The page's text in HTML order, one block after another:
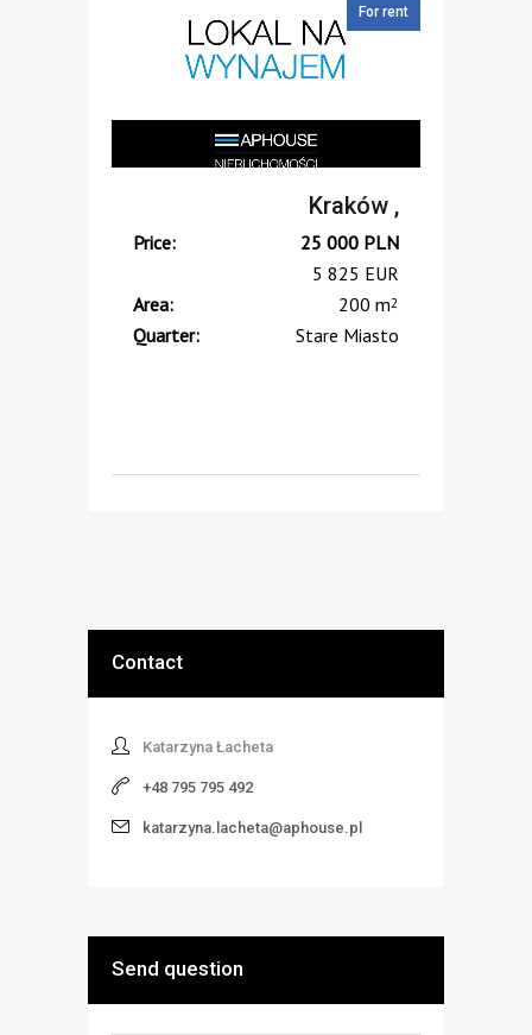
For rent
Kraków ,
Price: 25 000 PLN
5 825 EUR
Area:
200 m2
Quarter: Stare Miasto
Contact
Katarzyna Łacheta
+48 795 795 492
katarzyna.lacheta@aphouse.pl
Send question